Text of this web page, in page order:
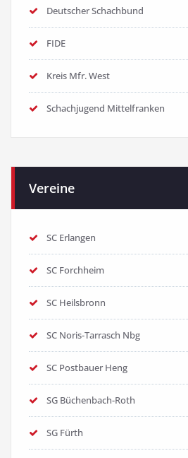
Deutscher Schachbund
FIDE
Kreis Mfr. West
Schachjugend Mittelfranken
Vereine
SC Erlangen
SC Forchheim
SC Heilsbronn
SC Noris-Tarrasch Nbg
SC Postbauer Heng
SG Büchenbach-Roth
SG Fürth